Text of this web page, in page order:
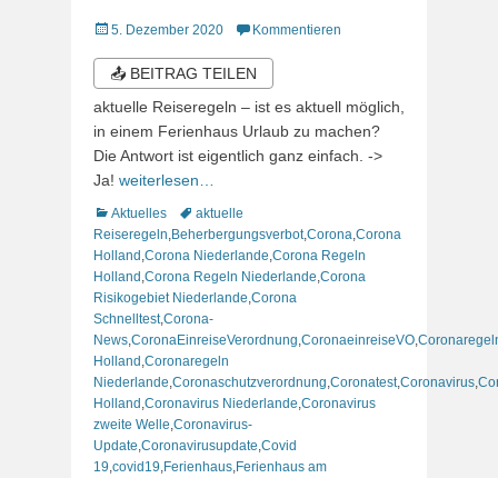
Veröffentlicht
5. Dezember 2020 Kommentieren
📤 BEITRAG TEILEN
aktuelle Reiseregeln – ist es aktuell möglich,
in einem Ferienhaus Urlaub zu machen?
Die Antwort ist eigentlich ganz einfach. ->
Ja! weiterlesen…
Kategorien
Aktuelles Schlagworte
aktuelle
Reiseregeln Beherbergungsverbot,Corona Corona
Holland Corona Niederlande Corona Regeln
Holland Corona Regeln Niederlande Corona
Risikogebiet Niederlande Corona
Schnelltest,Corona-
News CoronaEinreiseVerordnung CoronaeinreiseVO
Holland Coronaregeln
Niederlande Coronaschutzverordnung Coronatest,Coronavirus
Holland Coronavirus Niederlande Coronavirus
zweite Welle Coronavirus-
Update Coronavirusupdate Covid
19 covid19 Ferienhaus Ferienhaus am